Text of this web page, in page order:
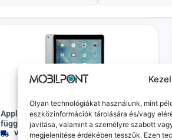
Olyan technológiákat használunk, mint
eszközinformációk tárolására és/vagy
javítása, valamint a személyre szabott
megjelenítése érdekében tesszük. Ezen
Apple iPad Pro 12.9 (2015) (kiváló,
független, 32 GB, 4 GB RAM, szürke)
Várható szállítás: 1-2 munkanap